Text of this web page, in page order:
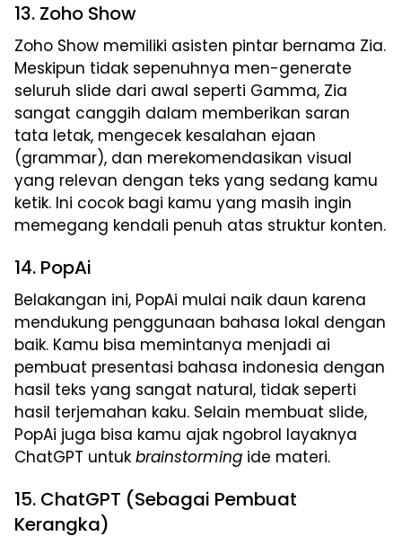
13. Zoho Show
Zoho Show memiliki asisten pintar bernama Zia.
Meskipun tidak sepenuhnya men-generate
seluruh slide dari awal seperti Gamma, Zia
sangat canggih dalam memberikan saran
tata letak, mengecek kesalahan ejaan
(grammar), dan merekomendasikan visual
yang relevan dengan teks yang sedang kamu
ketik. Ini cocok bagi kamu yang masih ingin
memegang kendali penuh atas struktur konten.
14. PopAi
Belakangan ini, PopAi mulai naik daun karena
mendukung penggunaan bahasa lokal dengan
baik. Kamu bisa memintanya menjadi ai
pembuat presentasi bahasa indonesia dengan
hasil teks yang sangat natural, tidak seperti
hasil terjemahan kaku. Selain membuat slide,
PopAi juga bisa kamu ajak ngobrol layaknya
ChatGPT untuk brainstorming ide materi.
15. ChatGPT (Sebagai Pembuat
Kerangka)